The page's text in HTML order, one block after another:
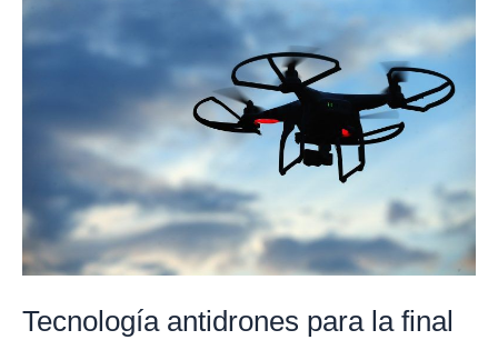
Tecnología antidrones para la final
antidrones
para
Champions